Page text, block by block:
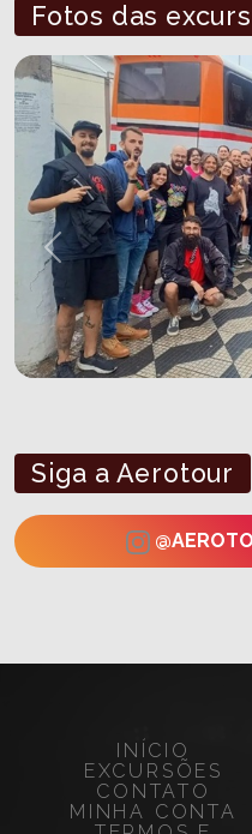
Siga a Aerotour
Fotos das
Previous
INÍCIO
EXCURSÕES
CONTATO
MINHA CONTA